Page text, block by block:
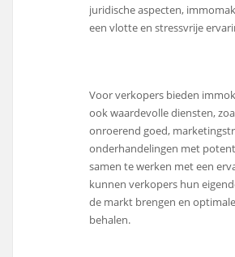
juridische aspecten,
een vlotte en stressvrije
Voor verkopers bieden
ook waardevolle diensten,
onroerend goed,
onderhandelingen met
samen te werken met een
kunnen verkopers hun
de markt brengen en
behalen.